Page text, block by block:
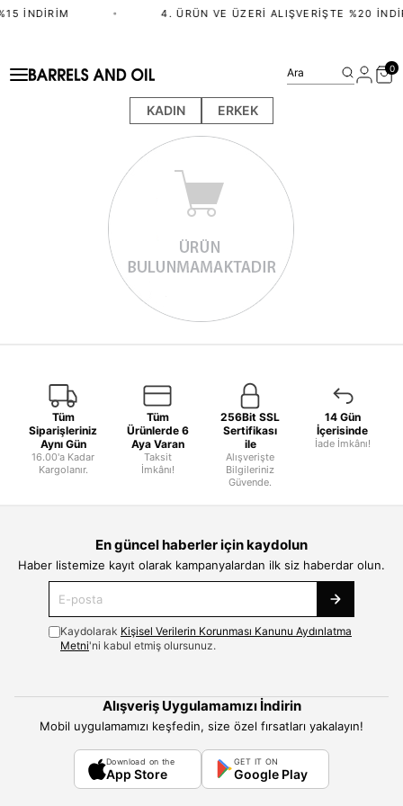
İNDIRIM • 4. ÜRÜN VE ÜZERI ALIŞVERIŞTE %20
KADIN ERKEK
Ara 0
Tüm
Siparişleriniz
Aynı Gün
16.00'a Kadar
Kargolanır.
Tüm
Ürünlerde 6
Aya Varan
Taksit
İmkânı!
256Bit SSL
Sertifikası
ile
Alışverişte
Bilgileriniz
Güvende.
14 Gün
İçerisinde
İade İmkânı!
En güncel haberler için kaydolun
Haber listemize kayıt olarak kampanyalardan ilk siz haberdar olun.
Kaydolarak Kişisel Verilerin Korunması Kanunu Aydınlatma
Metni'ni kabul etmiş olursunuz.
Alışveriş Uygulamamızı İndirin
Mobil uygulamamızı keşfedin, size özel fırsatları yakalayın!
Download on the
App Store
GET IT ON
Google Play